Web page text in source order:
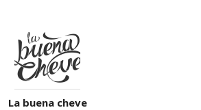
La buena cheve